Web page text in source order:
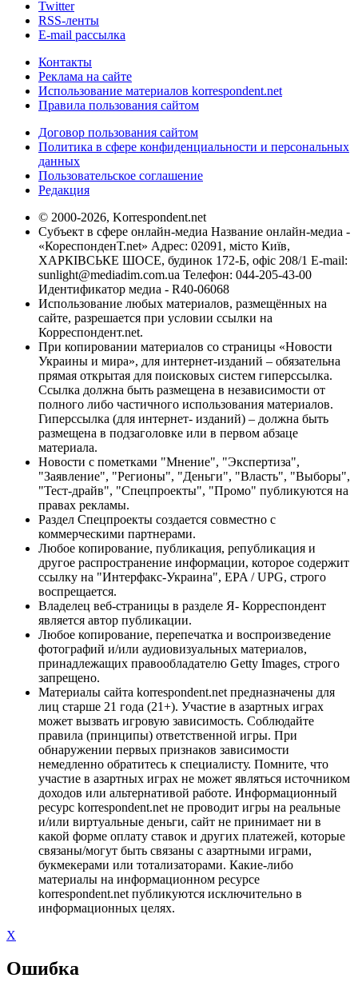
Twitter
RSS-ленты
E-mail рассылка
Контакты
Реклама на сайте
Использование материалов korrespondent.net
Правила пользования сайтом
Договор пользования сайтом
Политика в сфере конфиденциальности и персональных
данных
Пользовательское соглашение
Редакция
© 2000-2026, Korrespondent.net
Субъект в сфере онлайн-медиа Название онлайн-медиа -
«КореспонденТ.net» Адрес: 02091, місто Київ,
ХАРКІВСЬКЕ ШОСЕ, будинок 172-Б, офіс 208/1 E-mail:
sunlight@mediadim.com.ua Телефон: 044-205-43-00
Идентификатор медиа - R40-06068
Использование любых материалов, размещённых на
сайте, разрешается при условии ссылки на
Корреспондент.net.
При копировании материалов со страницы «Новости
Украины и мира», для интернет-изданий – обязательна
прямая открытая для поисковых систем гиперссылка.
Ссылка должна быть размещена в независимости от
полного либо частичного использования материалов.
Гиперссылка (для интернет- изданий) – должна быть
размещена в подзаголовке или в первом абзаце
материала.
Новости с пометками "Мнение", "Экспертиза",
"Заявление", "Регионы", "Деньги", "Власть", "Выборы",
"Тест-драйв", "Спецпроекты", "Промо" публикуются на
правах рекламы.
Раздел Спецпроекты создается совместно с
коммерческими партнерами.
Любое копирование, публикация, републикация и
другое распространение информации, которое содержит
ссылку на "Интерфакс-Украина", EPA / UPG, строго
воспрещается.
Владелец веб-страницы в разделе Я- Корреспондент
является автор публикации.
Любое копирование, перепечатка и воспроизведение
фотографий и/или аудиовизуальных материалов,
принадлежащих правообладателю Getty Images, строго
запрещено.
Материалы сайта korrespondent.net предназначены для
лиц старше 21 года (21+). Участие в азартных играх
может вызвать игровую зависимость. Соблюдайте
правила (принципы) ответственной игры. При
обнаружении первых признаков зависимости
немедленно обратитесь к специалисту. Помните, что
участие в азартных играх не может являться источником
доходов или альтернативой работе. Информационный
ресурс korrespondent.net не проводит игры на реальные
и/или виртуальные деньги, сайт не принимает ни в
какой форме оплату ставок и других платежей, которые
связаны/могут быть связаны с азартными играми,
букмекерами или тотализаторами. Какие-либо
материалы на информационном ресурсе
korrespondent.net публикуются исключительно в
информационных целях.
X
Ошибка